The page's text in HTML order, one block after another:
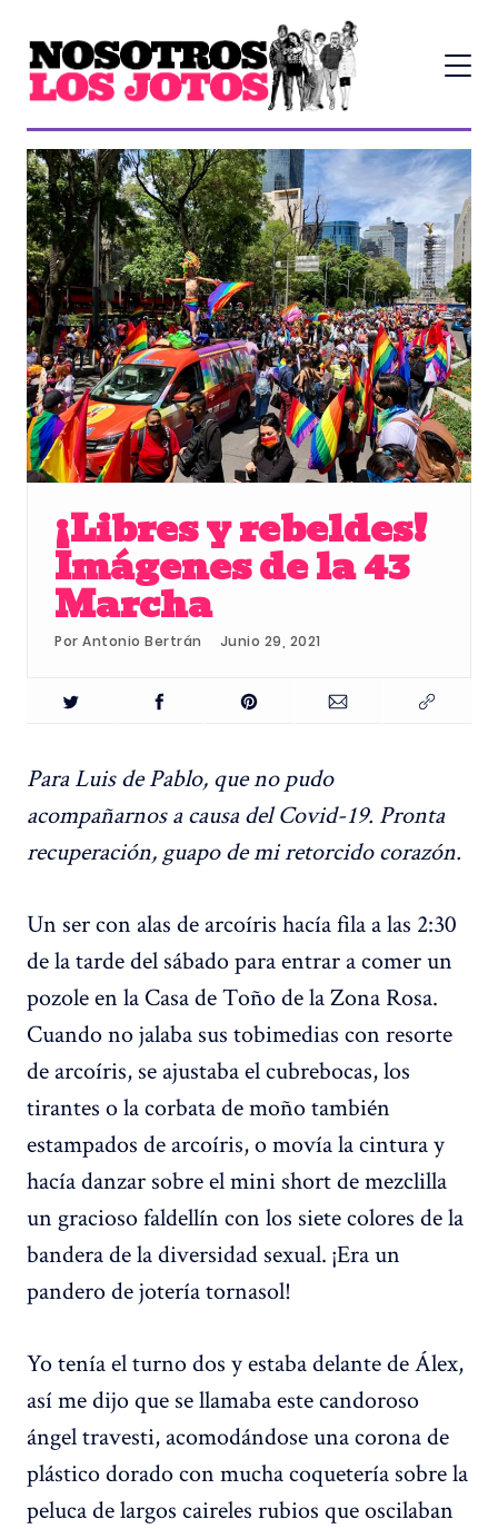
¡Libres y rebeldes!
Imágenes de la 43
Marcha
Por Antonio Bertrán Junio 29, 2021
Para Luis de Pablo, que no pudo
acompañarnos a causa del Covid-19. Pronta
recuperación, guapo de mi retorcido corazón.
Un ser con alas de arcoíris hacía fila a las 2:30
de la tarde del sábado para entrar a comer un
pozole en la Casa de Toño de la Zona Rosa.
Cuando no jalaba sus tobimedias con resorte
de arcoíris, se ajustaba el cubrebocas, los
tirantes o la corbata de moño también
estampados de arcoíris, o movía la cintura y
hacía danzar sobre el mini short de mezclilla
un gracioso faldellín con los siete colores de la
bandera de la diversidad sexual. ¡Era un
pandero de jotería tornasol!
Yo tenía el turno dos y estaba delante de Álex,
así me dijo que se llamaba este candoroso
ángel travesti, acomodándose una corona de
plástico dorado con mucha coquetería sobre la
peluca de largos caireles rubios que oscilaban